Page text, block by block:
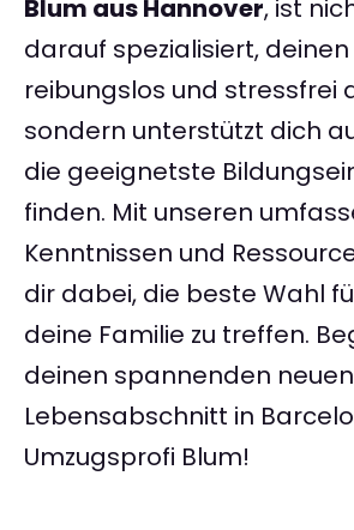
Blum aus Hannover, ist
darauf spezialisiert, deinen
reibungslos und stressfrei
sondern unterstützt dich
die geeignetste
finden. Mit unseren
Kenntnissen und
dir dabei, die beste Wahl
deine Familie zu treffen.
deinen spannenden neuen
Lebensabschnitt in
Umzugsprofi Blum!